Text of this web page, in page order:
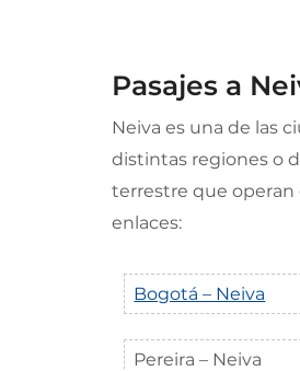
Pasajes a
Neiva es una de las
distintas regiones o
terrestre que operan
enlaces:
Bogotá – Neiva
Pereira – Neiva